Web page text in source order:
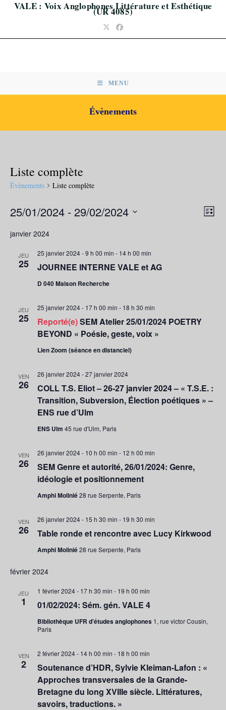
VALE : Voix Anglophones Littérature et Esthétique
(UR 4085)
MENU
Évènements
Liste complète
Évènements Liste complète
Évènements
N
n
n
s
N
a
n
e
L
25/01/2024 - 29/02/2024
éjanvier 2024
JEU
25 JOURNEE INTERNE VALE et AG
25 janvier 2024 - 9 h 00 min - 14 h 00 min
D 040 Maison Recherche
JEU
25 Reporté(e)SEM Atelier 25/01/2024 POETRY
BEYOND « Poésie, geste, voix »
25 janvier 2024 - 17 h 00 min - 18 h 30 min
Lien Zoom (séance en distanciel)
VEN
26
COLL T.S. Eliot – 26-27 janvier 2024 – « T.S.E. :
Transition, Subversion, Élection poétiques » –
ENS rue d’Ulm
26 janvier 2024-27 janvier 2024
ENS Ulm 45 rue d'Ulm, Paris
VEN
26
SEM Genre et autorité, 26/01/2024: Genre,
idéologie et positionnement
26 janvier 2024 - 10 h 00 min - 12 h 00 min
Amphi Molinié28 rue Serpente, Paris
VEN
26 Table ronde et rencontre avec Lucy Kirkwood
26 janvier 2024 - 15 h 30 min - 19 h 30 min
Amphi Molinié28 rue Serpente, Paris
février 2024
JEU
1 01/02/2024: Sém. gén. VALE 4
1 février 2024 - 17 h 30 min - 19 h 00 min
Bibliothèque UFR d'études anglophones 1, rue victor Cousin,
Paris
VEN
2
Soutenance d’HDR, Sylvie Kleiman-Lafon : «
Approches transversales de la Grande-
Bretagne du long XVIIIe siècle. Littératures,
savoirs, traductions. »
2 février 2024 - 14 h 00 min - 18 h 00 min